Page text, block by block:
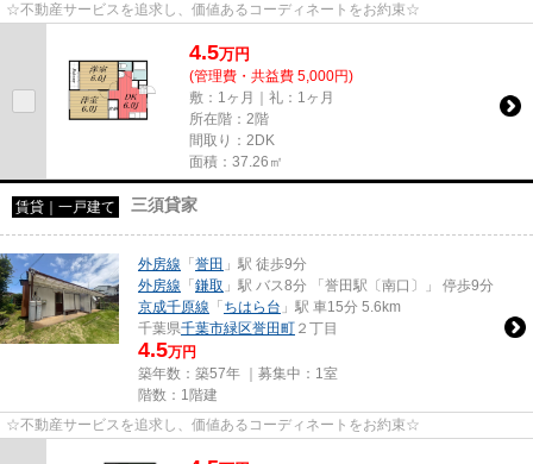
☆不動産サービスを追求し、価値あるコーディネートをお約束☆
4.5万円
(管理費・共益費 5,000円)
敷：1ヶ月｜礼：1ヶ月
所在階：2階
間取り：2DK
面積：37.26㎡
賃貸｜一戸建て 三須貸家
外房線 「 誉田 」駅 徒歩9分
外房線 「 鎌取 」駅 バス8分 「誉田駅〔南口〕」 停歩9分
京成千原線 「 ちはら台 」駅 車15分 5.6km
千葉県千葉市緑区誉田町 ２丁目
4.5万円
築年数：築57年 ｜募集中： 1室
階数：1階建
☆不動産サービスを追求し、価値あるコーディネートをお約束☆